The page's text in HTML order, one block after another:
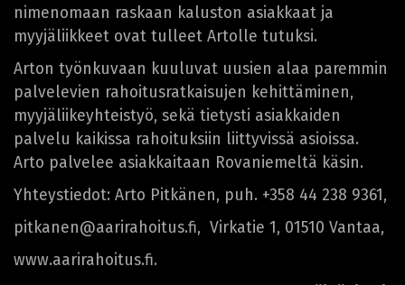
nimenomaan raskaan kaluston asiakkaat ja
myyjäliikkeet ovat tulleet Artolle tutuksi.
Arton työnkuvaan kuuluvat uusien alaa paremmin
palvelevien rahoitusratkaisujen kehittäminen,
myyjäliikeyhteistyö, sekä tietysti asiakkaiden
palvelu kaikissa rahoituksiin liittyvissä asioissa.
Arto palvelee asiakkaitaan Rovaniemeltä käsin.
Yhteystiedot: Arto Pitkänen, puh. +358 44 238 9361,
pitkanen@aarirahoitus.fi, Virkatie 1, 01510 Vantaa,
www.aarirahoitus.fi.